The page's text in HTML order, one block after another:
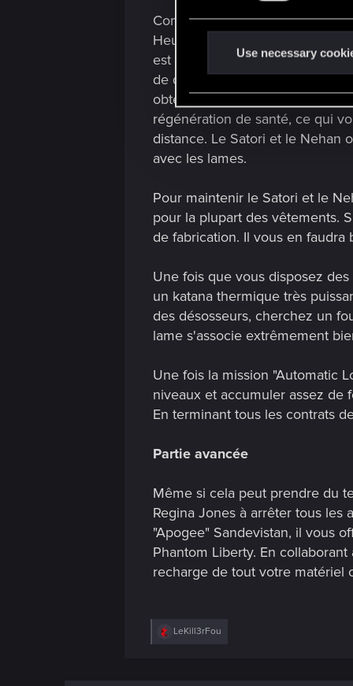
e
l
e
c
t
o
n
Use necessary
Comme cette configuration
Heureusement, certains des
est facile de les manquer !
de quitter l'immeuble. Trois
obtenir le Satori, vous devrez
régénération de santé, ce qui
distance. Le Satori et le Nehan
avec les lames.
Pour maintenir le Satori et le
pour la plupart des vêtements.
de fabrication. Il vous en
Une fois que vous disposez
un katana thermique très
des désosseurs, cherchez un
lame s'associe extrêmement
Une fois la mission "Automatic
niveaux et accumuler assez de
En terminant tous les contrats
Partie avancée
Même si cela peut prendre du
Regina Jones à arrêter tous
"Apogee" Sandevistan, il vous
Phantom Liberty. En
recharge de tout votre matériel
RLeKill3rFou